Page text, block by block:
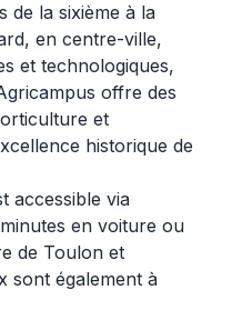
de la sixième à la
en centre-ville,
et technologiques,
offre des
et
historique de
accessible via
en voiture ou
de Toulon et
sont également à